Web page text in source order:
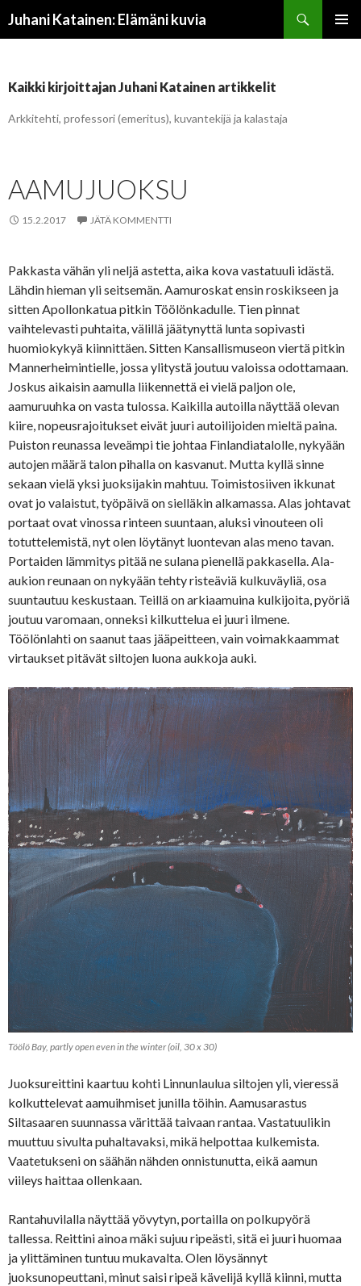
Juhani Katainen: Elämäni kuvia
Kaikki kirjoittajan Juhani Katainen artikkelit
Arkkitehti, professori (emeritus), kuvantekijä ja kalastaja
AAMUJUOKSU
15.2.2017 JÄTÄ KOMMENTTI
Pakkasta vähän yli neljä astetta, aika kova vastatuuli idästä.
Lähdin hieman yli seitsemän. Aamuroskat ensin roskikseen ja
sitten Apollonkatua pitkin Töölönkadulle. Tien pinnat
vaihtelevasti puhtaita, välillä jäätynyttä lunta sopivasti
huomiokykyä kiinnittäen. Sitten Kansallismuseon viertä pitkin
Mannerheimintielle, jossa ylitystä joutuu valoissa odottamaan.
Joskus aikaisin aamulla liikennettä ei vielä paljon ole,
aamuruuhka on vasta tulossa. Kaikilla autoilla näyttää olevan
kiire, nopeusrajoitukset eivät juuri autoilijoiden mieltä paina.
Puiston reunassa leveämpi tie johtaa Finlandiatalolle, nykyään
autojen määrä talon pihalla on kasvanut. Mutta kyllä sinne
sekaan vielä yksi juoksijakin mahtuu. Toimistosiiven ikkunat
ovat jo valaistut, työpäivä on sielläkin alkamassa. Alas johtavat
portaat ovat vinossa rinteen suuntaan, aluksi vinouteen oli
totuttelemistä, nyt olen löytänyt luontevan alas meno tavan.
Portaiden lämmitys pitää ne sulana pienellä pakkasella. Ala-
aukion reunaan on nykyään tehty risteäviä kulkuväyliä, osa
suuntautuu keskustaan. Teillä on arkiaamuina kulkijoita, pyöriä
joutuu varomaan, onneksi kilkuttelua ei juuri ilmene.
Töölönlahti on saanut taas jääpeitteen, vain voimakkaammat
virtaukset pitävät siltojen luona aukkoja auki.
Töölö Bay, partly open even in the winter (oil, 30 x 30)
Juoksureittini kaartuu kohti Linnunlaulua siltojen yli, vieressä
kolkuttelevat aamuihmiset junilla töihin. Aamusarastus
Siltasaaren suunnassa värittää taivaan rantaa. Vastatuulikin
muuttuu sivulta puhaltavaksi, mikä helpottaa kulkemista.
Vaatetukseni on säähän nähden onnistunutta, eikä aamun
viileys haittaa ollenkaan.
Rantahuvilalla näyttää yövytyn, portailla on polkupyörä
tallessa. Reittini ainoa mäki sujuu ripeästi, sitä ei juuri huomaa
ja ylittäminen tuntuu mukavalta. Olen löysännyt
juoksunopeuttani, minut saisi ripeä kävelijä kyllä kiinni, mutta